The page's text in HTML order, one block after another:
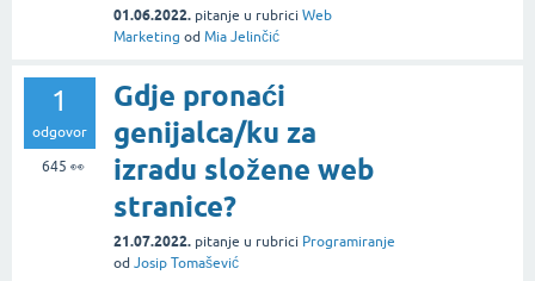
01.06.2022. pitanje u rubrici Web
Marketing od Mia Jelinčić
1
odgovor
645 👀
Gdje pronaći
genijalca/ku za
izradu složene web
stranice?
21.07.2022. pitanje u rubrici Programiranje
od Josip Tomašević